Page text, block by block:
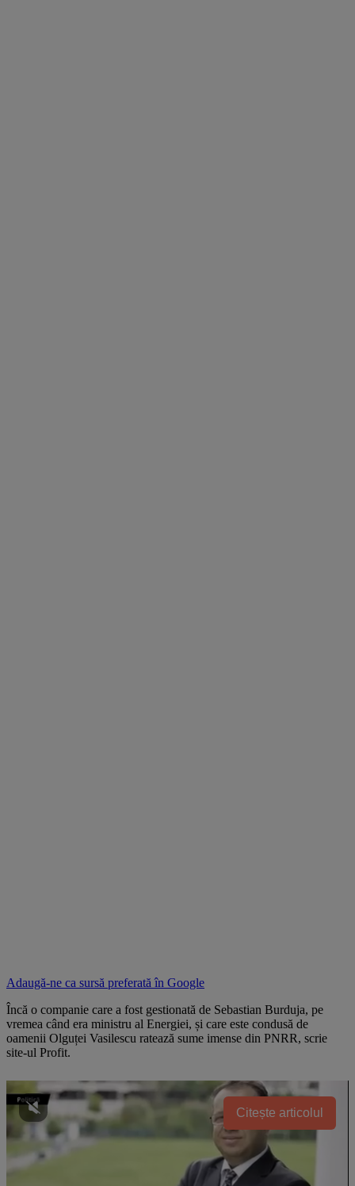
Adaugă-ne ca sursă preferată în Google
Încă o companie care a fost gestionată de Sebastian Burduja, pe
vremea când era ministru al Energiei, și care este condusă de
oamenii Olguței Vasilescu ratează sume imense din PNRR, scrie
site-ul Profit.
Citește articolul